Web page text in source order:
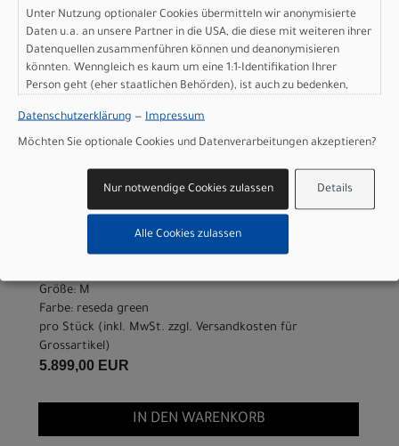
pro Stück (inkl. MwSt. zzgl.Versandkosten für
Grossartikel)
5.899,00 EUR
Scott Addict RC 20 -
reseda green - M
Lieferbar in ca. 5-8 Werktagen
Größe: M
Farbe: reseda green
pro Stück (inkl. MwSt. zzgl. Versandkosten für
Grossartikel)
5.899,00 EUR
IN DEN WARENKORB
Unter Nutzung optionaler Cookies übermitteln wir anonymisierte
Daten u.a. an unsere Partner in die USA, die diese mit weiteren ihrer
Datenquellen zusammenführen können und deanonymisieren
könnten. Wenngleich es kaum um eine 1:1-Identifikation Ihrer
Person geht (eher staatlichen Behörden), ist auch zu bedenken,
sind wie bei uns in der Europäischen Union.
Datenschutzerklärung — Impressum
Möchten Sie optionale Cookies und Datenverarbeitungen akzeptieren?
Details
Nur notwendige Cookies zulassen
Alle Cookies zulassen